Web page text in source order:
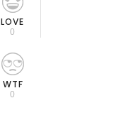
LOVE
0
WTF
0